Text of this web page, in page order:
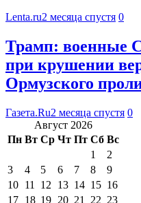
Lenta.ru2 месяца спустя 0
Трамп: военные
при крушении
Ормузского
Газета.Ru2 месяца спустя 0
Август 2026
Пн Вт Ср Чт Пт Сб Вс
1
2
3
4 5 6 7 8
9
10 11 12 13 14 15 16
17 18 19 20 21 22 23